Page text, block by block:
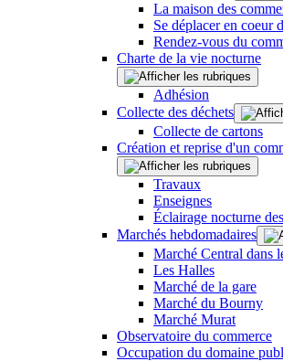
La maison des
Se déplacer en coeur
Rendez-vous du
Charte de la vie nocturne
Adhésion
Collecte des déchets
Collecte de cartons
Création et reprise d'un
Travaux
Enseignes
Éclairage nocturne
Marchés hebdomadaires
Marché Central dans
Les Halles
Marché de la gare
Marché du Bourny
Marché Murat
Observatoire du commerce
Occupation du domaine